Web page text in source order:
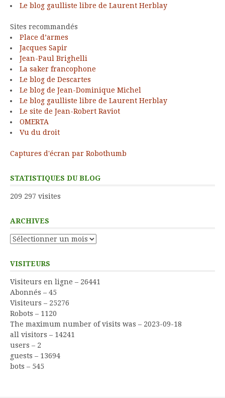
Le blog gaulliste libre de Laurent Herblay
Sites recommandés
Place d’armes
Jacques Sapir
Jean-Paul Brighelli
La saker francophone
Le blog de Descartes
Le blog de Jean-Dominique Michel
Le blog gaulliste libre de Laurent Herblay
Le site de Jean-Robert Raviot
OMERTA
Vu du droit
Captures d'écran par Robothumb
STATISTIQUES DU BLOG
209 297 visites
ARCHIVES
Archives
VISITEURS
Visiteurs en ligne – 26441
Abonnés – 45
Visiteurs – 25276
Robots – 1120
The maximum number of visits was – 2023-09-18
all visitors – 14241
users – 2
guests – 13694
bots – 545